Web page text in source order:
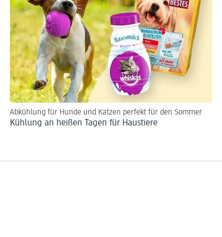
Abkühlung für Hunde und Katzen perfekt für den Sommer
Kühlung an heißen Tagen für Haustiere